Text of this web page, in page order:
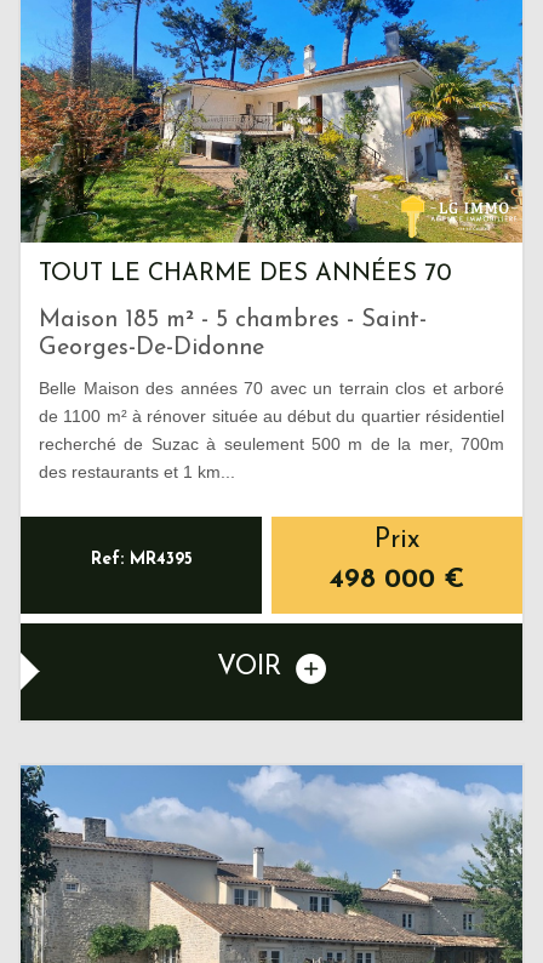
TOUT LE CHARME DES ANNÉES 70
Maison 185 m² - 5 chambres - Saint-
Georges-De-Didonne
Belle Maison des années 70 avec un terrain clos et arboré
de 1100 m² à rénover située au début du quartier résidentiel
recherché de Suzac à seulement 500 m de la mer, 700m
des restaurants et 1 km...
Ref: MR4395
Prix
498 000 €
VOIR